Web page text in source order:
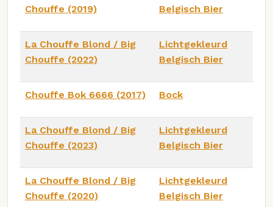
Chouffe (2019)
Belgisch Bier
La Chouffe Blond / Big
Chouffe (2022)
Lichtgekleurd
Belgisch Bier
Chouffe Bok 6666 (2017) Bock
La Chouffe Blond / Big
Chouffe (2023)
Lichtgekleurd
Belgisch Bier
La Chouffe Blond / Big
Chouffe (2020)
Lichtgekleurd
Belgisch Bier